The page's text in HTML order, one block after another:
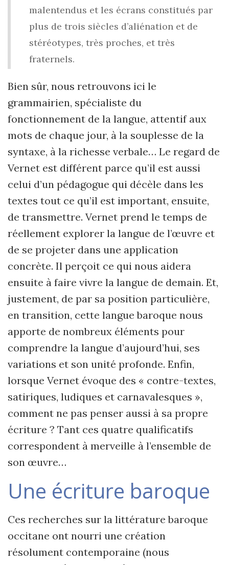
malentendus et les écrans constitués par
plus de trois siècles d’aliénation et de
stéréotypes, très proches, et très
fraternels.
Bien sûr, nous retrouvons ici le
grammairien, spécialiste du
fonctionnement de la langue, attentif aux
mots de chaque jour, à la souplesse de la
syntaxe, à la richesse verbale… Le regard de
Vernet est différent parce qu’il est aussi
celui d’un pédagogue qui décèle dans les
textes tout ce qu’il est important, ensuite,
de transmettre. Vernet prend le temps de
réellement explorer la langue de l’œuvre et
de se projeter dans une application
concrète. Il perçoit ce qui nous aidera
ensuite à faire vivre la langue de demain. Et,
justement, de par sa position particulière,
en transition, cette langue baroque nous
apporte de nombreux éléments pour
comprendre la langue d’aujourd’hui, ses
variations et son unité profonde. Enfin,
lorsque Vernet évoque des « contre-textes,
satiriques, ludiques et carnavalesques »,
comment ne pas penser aussi à sa propre
écriture ? Tant ces quatre qualificatifs
correspondent à merveille à l’ensemble de
son œuvre…
Une écriture baroque
Ces recherches sur la littérature baroque
occitane ont nourri une création
résolument contemporaine (nous